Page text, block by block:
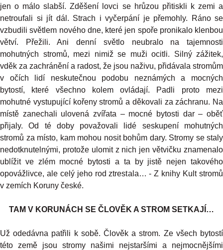
jen o málo slabší. Zděšení lovci se hrůzou přitiskli k zemi a
netroufali si jít dál. Strach i vyčerpání je přemohly. Ráno se
vzbudili světlem nového dne, které jen spoře pronikalo klenbou
větví. Přežili. Ani denní světlo neubralo na tajemnosti
mohutných stromů, mezi nimiž se muži ocitli. Silný zážitek,
vděk za zachránění a radost, že jsou naživu, přidávala stromům
v očích lidí neskutečnou podobu neznámých a mocných
bytostí, které všechno kolem ovládají. Padli proto mezi
mohutné vystupující kořeny stromů a děkovali za záchranu. Na
místě zanechali ulovená zvířata – mocné bytosti dar – oběť
přijaly. Od té doby považovali lidé seskupení mohutných
stromů za místo, kam mohou nosit bohům dary. Stromy se staly
nedotknutelnými, protože ulomit z nich jen větvičku znamenalo
ublížit ve zlém mocné bytosti a ta by jistě nejen takového
opovážlivce, ale celý jeho rod ztrestala… - Z knihy Kult stromů
v zemích Koruny české.
TAM V KORUNÁCH SE ČLOVĚK A STROM SETKAJÍ…
Už odedávna patřili k sobě. Člověk a strom. Ze všech bytostí
této země jsou stromy našimi nejstaršími a nejmocnějšími